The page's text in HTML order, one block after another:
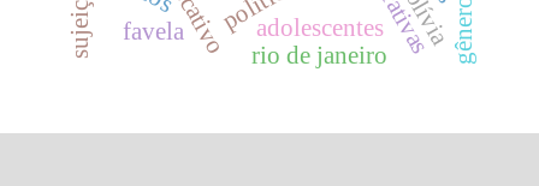
adolescentes
favela gênero
rio de janeiro